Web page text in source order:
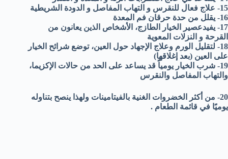
15- علاج فعال للنقرس و التهاب المفاصل و الدودة الشريطية
16- يقلل من حدة حرقان فم المعدة
17- يفيدعصير الخيار الطازج، الأشخاص الذين يعانون من
القرحة و النزلات المعوية
18- لتقليل الورم وعلاج الإجهاد حول العين، توضع شرائح الخيار
على العين (بعد إغلاقها)
19- شرب الخيار يومياً قد يساعد على الحد من حالات الإكزيما،
والتهاب المفاصل والنقرس
20- من أكثر الخضروات الغنية بالفيتامينات ولهذا ينصح بتناوله
يوميًا في قائمة الطعام .